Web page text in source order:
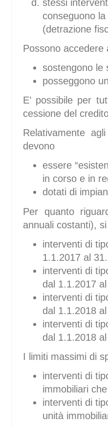
stessi
conseguono
(detrazione
Possono
sostengono le
posseggono
E’ possibile per
cessione del
Relativamente
devono
essere
in corso e in
dotati di
Per quanto
annuali costanti),
interventi di
1.1.2017 al
interventi di
dal 1.1.2017
interventi di
dal 1.1.2018
interventi di
dal 1.1.2018
I limiti massimi di
interventi di
immobiliari
interventi di
unità